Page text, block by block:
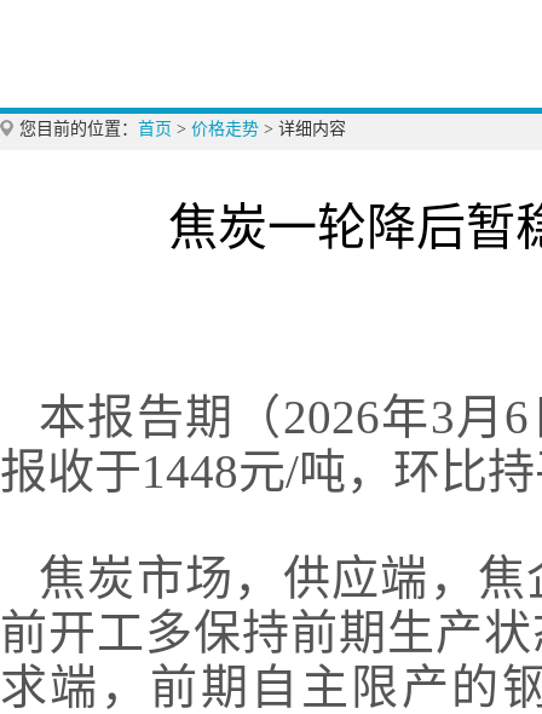
您目前的位置： 首页 > 价格走势 > 详细内容
焦炭一轮降后暂
本报告期（2026年3月
报收于1448元/吨，环比
焦炭市场，供应端，
前开工多保持前期生产
求端，前期自主限产的